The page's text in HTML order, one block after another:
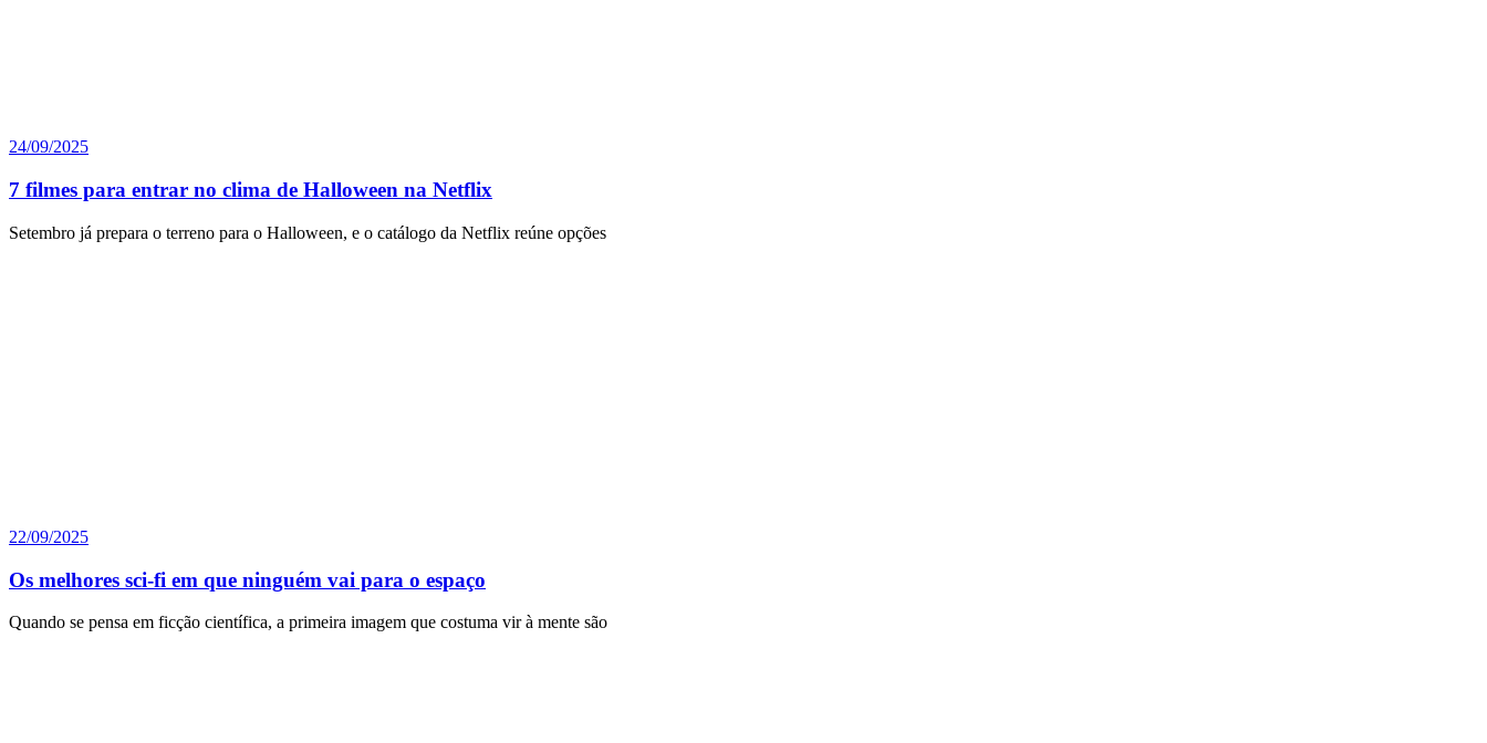
24/09/2025
7 filmes para entrar no clima de Halloween na Netflix
Setembro já prepara o terreno para o Halloween, e o catálogo da Netflix reúne opções
22/09/2025
Os melhores sci-fi em que ninguém vai para o espaço
Quando se pensa em ficção científica, a primeira imagem que costuma vir à mente são